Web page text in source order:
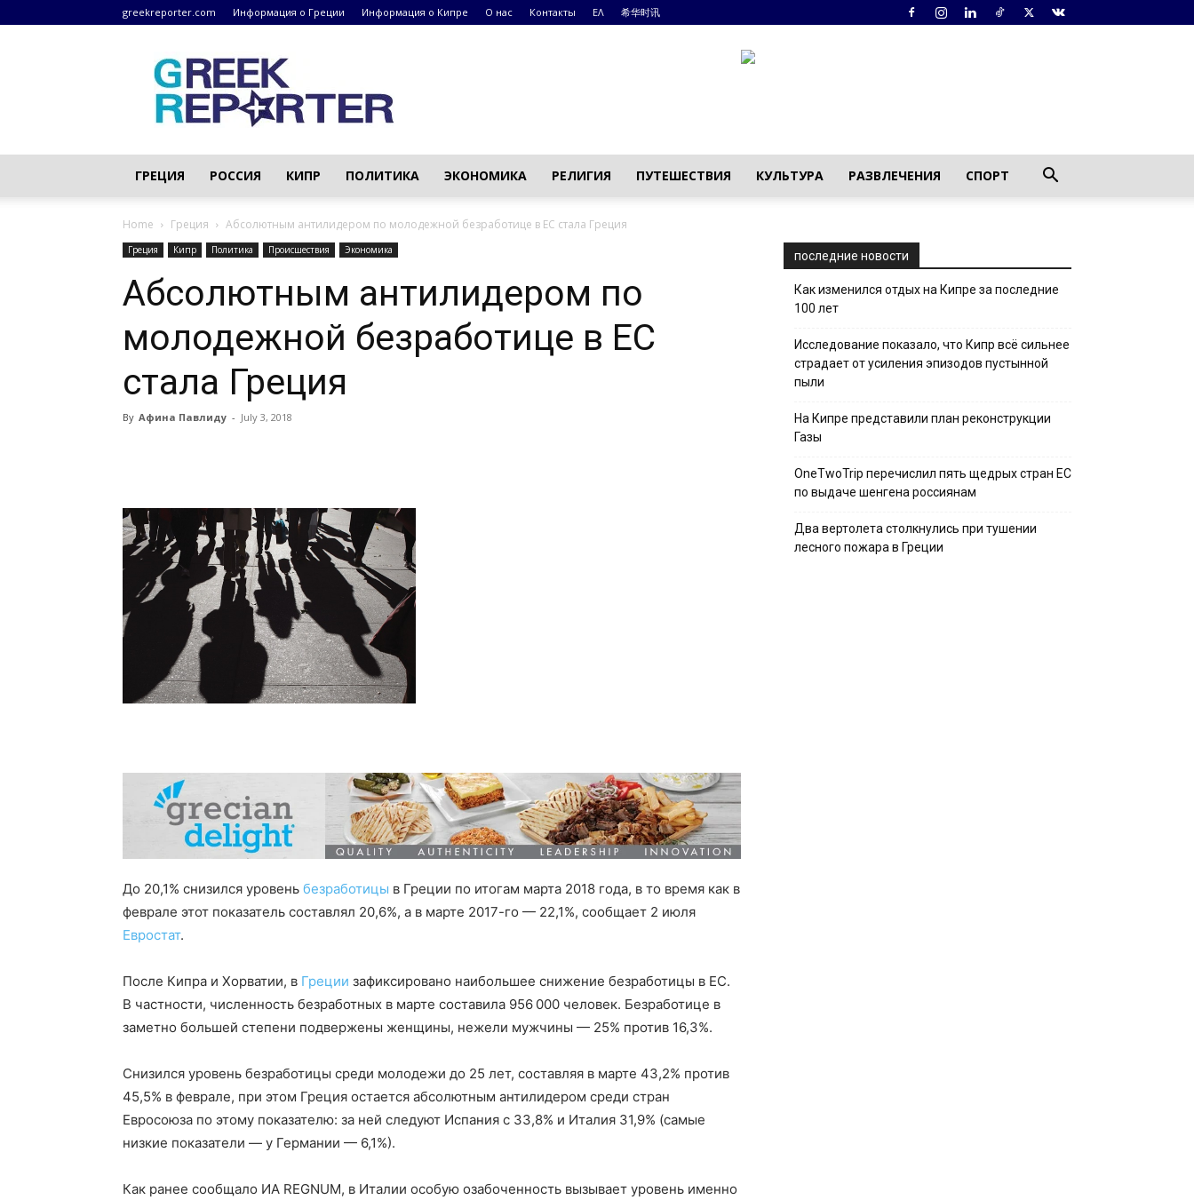
greekreporter.com Информация о Греции Информация о Кипре О нас Контакты ΕΛ 希华时讯
Греческие
новости
–
greekreporter.com
ГРЕЦИЯ РОССИЯ КИПР ПОЛИТИКА ЭКОНОМИКА РЕЛИГИЯ ПУТЕШЕСТВИЯ КУЛЬТУРА РАЗВЛЕЧЕНИЯ СПОРТ
Home Греция Абсолютным антилидером по молодежной безработице в ЕС стала Греция
Греция Кипр Политика Происшествия Экономика
Абсолютным антилидером по
молодежной безработице в ЕС
стала Греция
By Афина Павлиду - July 3, 2018
До 20,1% снизился уровень безработицы в Греции по итогам марта 2018 года, в то время как в
феврале этот показатель составлял 20,6%, а в марте 2017-го — 22,1%, сообщает 2 июля
Евростат.
После Кипра и Хорватии, в Греции зафиксировано наибольшее снижение безработицы в ЕС.
В частности, численность безработных в марте составила 956 000 человек. Безработице в
заметно большей степени подвержены женщины, нежели мужчины — 25% против 16,3%.
Снизился уровень безработицы среди молодежи до 25 лет, составляя в марте 43,2% против
45,5% в феврале, при этом Греция остается абсолютным антилидером среди стран
Евросоюза по этому показателю: за ней следуют Испания с 33,8% и Италия 31,9% (самые
низкие показатели — у Германии — 6,1%).
Как ранее сообщало ИА REGNUM, в Италии особую озабоченность вызывает уровень именно
последние новости
Как изменился отдых на Кипре за последние
100 лет
Исследование показало, что Кипр всё сильнее
страдает от усиления эпизодов пустынной
пыли
На Кипре представили план реконструкции
Газы
OneTwoTrip перечислил пять щедрых стран ЕС
по выдаче шенгена россиянам
Два вертолета столкнулись при тушении
лесного пожара в Греции